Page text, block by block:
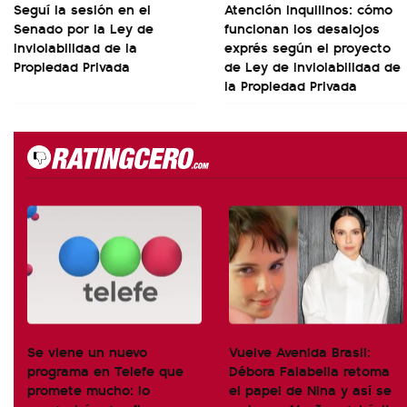
Seguí la sesión en el
Senado por la Ley de
Inviolabilidad de la
Propiedad Privada
Atención inquilinos: cómo
funcionan los desalojos
exprés según el proyecto
de Ley de Inviolabilidad de
la Propiedad Privada
Se viene un nuevo
programa en Telefe que
promete mucho: lo
Vuelve Avenida Brasil:
Débora Falabella retoma
el papel de Nina y así se